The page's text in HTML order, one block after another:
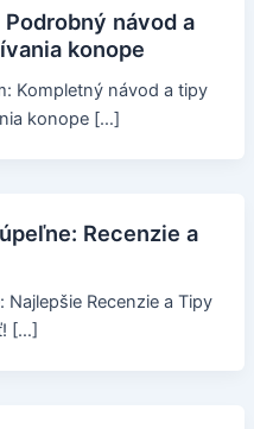
návod a
konope
Kompletný návod a tipy
konope […]
Recenzie a
Recenzie a Tipy
[…]